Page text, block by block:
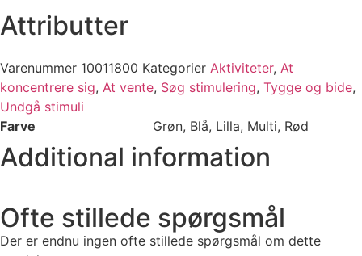
Attributter​
Varenummer 10011800 Kategorier Aktiviteter, At
koncentrere sig, At vente, Søg stimulering, Tygge og bide,
Undgå stimuli
Farve
Grøn, Blå, Lilla, Multi, Rød
Additional information
Ofte stillede spørgsmål
Der er endnu ingen ofte stillede spørgsmål om dette